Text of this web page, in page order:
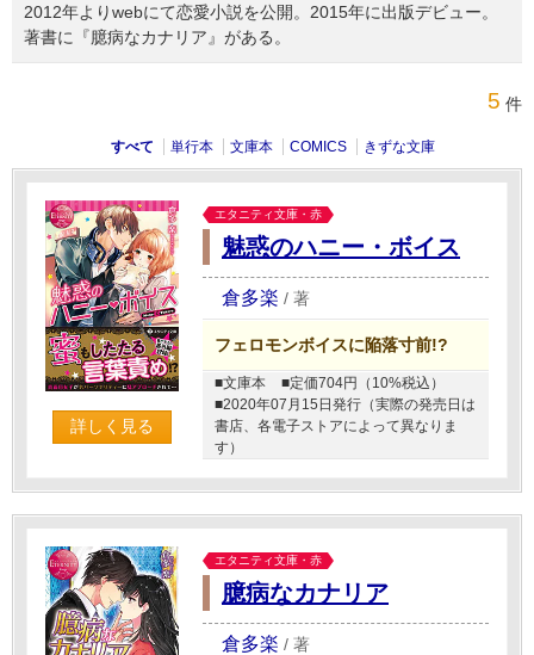
2012年よりwebにて恋愛小説を公開。2015年に出版デビュー。
著書に『臆病なカナリア』がある。
5 件
すべて 単行本 文庫本 COMICS きずな文庫
詳しく見る
エタニティ文庫・赤
魅惑のハニー・ボイス
倉多楽 / 著
フェロモンボイスに陥落寸前!?
■文庫本
■定価704円（10%税込）
■2020年07月15日発行（実際の発売日は
書店、各電子ストアによって異なりま
す）
エタニティ文庫・赤
臆病なカナリア
倉多楽 / 著